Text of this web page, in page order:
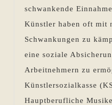
schwankende
Künstler haben oft mit
Schwankungen zu
eine soziale
Arbeitnehmern zu
Künstlersozialkasse
Hauptberufliche